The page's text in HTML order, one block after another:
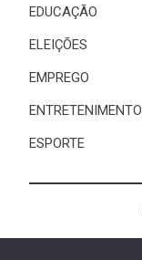
EDUCAÇÃO
ELEIÇÕES
EMPREGO
ENTRETENIMENTO
ESPORTE